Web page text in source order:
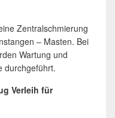
Zentralschmierung
– Masten. Bei
Wartung und
durchgeführt.
Verleih für